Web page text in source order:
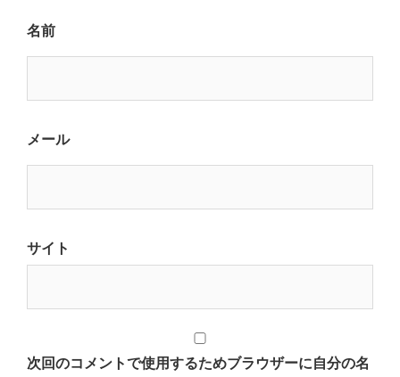
名前
メール
サイト
次回のコメントで使用するためブラウザーに自分の名